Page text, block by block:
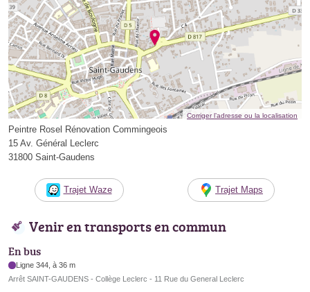
Corriger l’adresse ou la localisation
Peintre Rosel Rénovation Commingeois
15 Av. Général Leclerc
31800 Saint-Gaudens
Trajet Waze Trajet Maps
Venir en transports en commun
En bus
Ligne 344, à 36 m
Arrêt SAINT-GAUDENS - Collège Leclerc - 11 Rue du General Leclerc